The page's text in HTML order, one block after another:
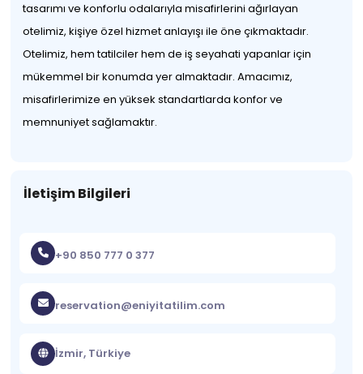
tasarımı ve konforlu odalarıyla misafirlerini ağırlayan
otelimiz, kişiye özel hizmet anlayışı ile öne çıkmaktadır.
Otelimiz, hem tatilciler hem de iş seyahati yapanlar için
mükemmel bir konumda yer almaktadır. Amacımız,
misafirlerimize en yüksek standartlarda konfor ve
memnuniyet sağlamaktır.
İletişim Bilgileri
+90 850 777 0 377
reservation@eniyitatilim.com
İzmir, Türkiye